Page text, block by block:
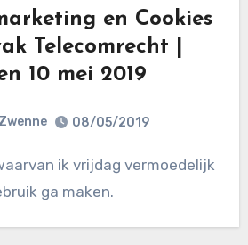
en Cookies
Telecomrecht |
10 mei 2019
08/05/2019
ga maken.